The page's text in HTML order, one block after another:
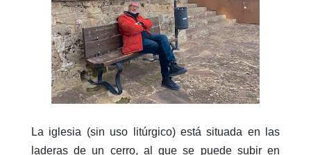
La iglesia (sin uso litúrgico) está situada en las
laderas de un cerro, al que se puede subir en